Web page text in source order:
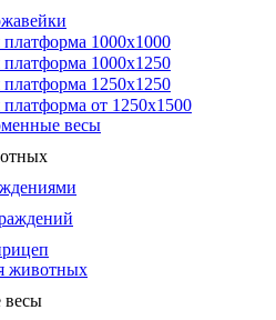
1000х1000
1000х1250
1250х1250
от 1250х1500
весы
животных
весы